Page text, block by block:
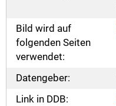
Bild wird auf
folgenden Seiten
verwendet:
Datengeber:
Link in DDB: